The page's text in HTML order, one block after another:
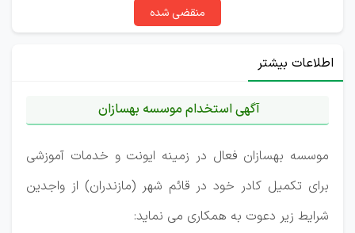
منقضی شده
اطلاعات بیشتر
آگهی استخدام موسسه بهسازان
موسسه بهسازان فعال در زمینه ایونت و خدمات آموزشی
برای تکمیل کادر خود در قائم شهر (مازندران) از واجدین
شرایط زیر دعوت به همکاری می نماید: